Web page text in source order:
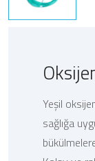
Yeşil
sağlığa